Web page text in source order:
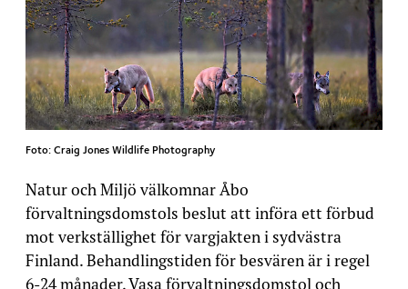
Foto: Craig Jones Wildlife Photography
Natur och Miljö välkomnar Åbo
förvaltningsdomstols beslut att införa ett förbud
mot verkställighet för vargjakten i sydvästra
Finland. Behandlingstiden för besvären är i regel
6-24 månader. Vasa förvaltningsdomstol och